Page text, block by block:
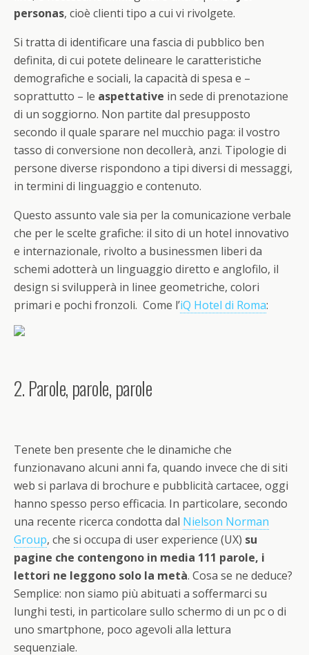
personas, cioè clienti tipo a cui vi rivolgete.
Si tratta di identificare una fascia di pubblico ben
definita, di cui potete delineare le caratteristiche
demografiche e sociali, la capacità di spesa e –
soprattutto – le aspettative in sede di prenotazione
di un soggiorno. Non partite dal presupposto
secondo il quale sparare nel mucchio paga: il vostro
tasso di conversione non decollerà, anzi. Tipologie di
persone diverse rispondono a tipi diversi di messaggi,
in termini di linguaggio e contenuto.
Questo assunto vale sia per la comunicazione verbale
che per le scelte grafiche: il sito di un hotel innovativo
e internazionale, rivolto a businessmen liberi da
schemi adotterà un linguaggio diretto e anglofilo, il
design si svilupperà in linee geometriche, colori
primari e pochi fronzoli. Come l’iQ Hotel di Roma:
2. Parole, parole, parole
Tenete ben presente che le dinamiche che
funzionavano alcuni anni fa, quando invece che di siti
web si parlava di brochure e pubblicità cartacee, oggi
hanno spesso perso efficacia. In particolare, secondo
una recente ricerca condotta dal Nielson Norman
Group, che si occupa di user experience (UX) su
pagine che contengono in media 111 parole, i
lettori ne leggono solo la metà. Cosa se ne deduce?
Semplice: non siamo più abituati a soffermarci su
lunghi testi, in particolare sullo schermo di un pc o di
uno smartphone, poco agevoli alla lettura
sequenziale.